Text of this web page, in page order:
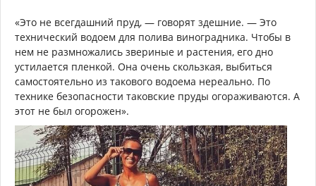
«Это не всегдашний пруд, — говорят здешние. — Это
технический водоем для полива виноградника. Чтобы в
нем не размножались звериные и растения, его дно
устилается пленкой. Она очень скользкая, выбиться
самостоятельно из такового водоема нереально. По
технике безопасности таковские пруды огораживаются. А
этот не был огорожен».